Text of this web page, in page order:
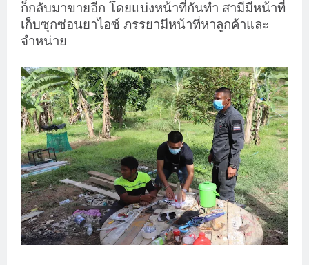
ก็กลับมาขายอีก โดยแบ่งหน้าที่กันทำ สามีมีหน้าที่
เก็บซุกซ่อนยาไอซ์ ภรรยามีหน้าที่หาลูกค้าและ
จำหน่าย